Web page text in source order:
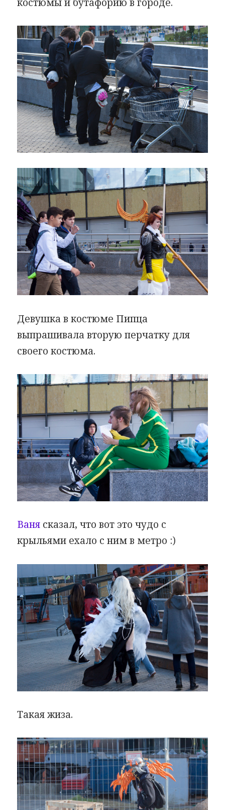
Девушка в костюме Пипца
выпрашивала вторую перчатку для
своего костюма.
Ваня сказал, что вот это чудо с
крыльями ехало с ним в метро :)
Такая жиза.